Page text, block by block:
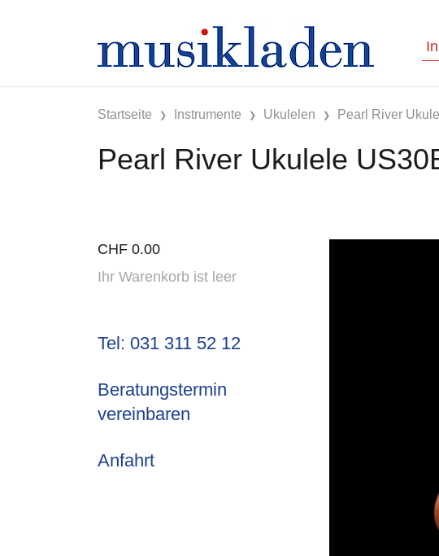
Startseite Instrumente Ukulelen Pearl River
Pearl River Ukulele
CHF 0.00
Ihr Warenkorb ist leer
Tel: 031 311 52 12
Beratungstermin
vereinbaren
Anfahrt